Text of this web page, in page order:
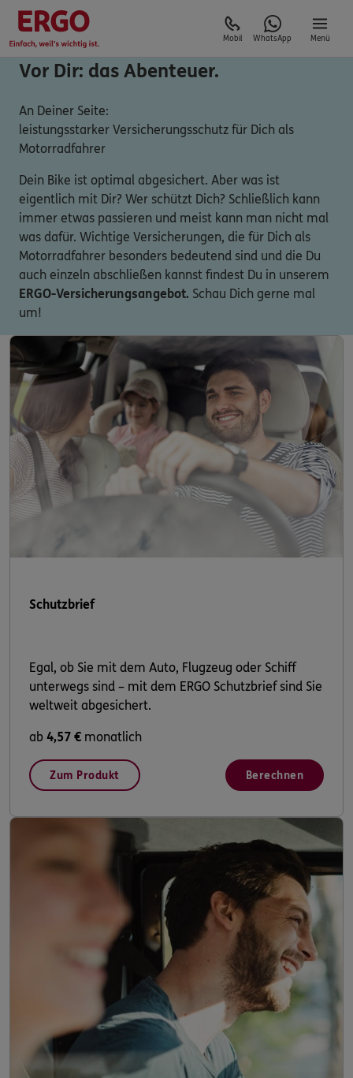
Mobil WhatsApp Menü
Vor Dir: das Abenteuer.
An Deiner Seite:
leistungsstarker Versicherungsschutz für Dich als
Motorradfahrer
Dein Bike ist optimal abgesichert. Aber was ist
eigentlich mit Dir? Wer schützt Dich? Schließlich kann
immer etwas passieren und meist kann man nicht mal
was dafür. Wichtige Versicherungen, die für Dich als
Motorradfahrer besonders bedeutend sind und die Du
auch einzeln abschließen kannst findest Du in unserem
ERGO-Versicherungsangebot. Schau Dich gerne mal
um!
Schutzbrief
Egal, ob Sie mit dem Auto, Flugzeug oder Schiff
unterwegs sind – mit dem ERGO Schutzbrief sind Sie
weltweit abgesichert.
ab 4,57 € monatlich
Zum Produkt Berechnen